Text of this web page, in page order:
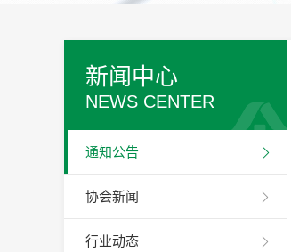
新闻中心
NEWS CENTER
通知公告
协会新闻
行业动态